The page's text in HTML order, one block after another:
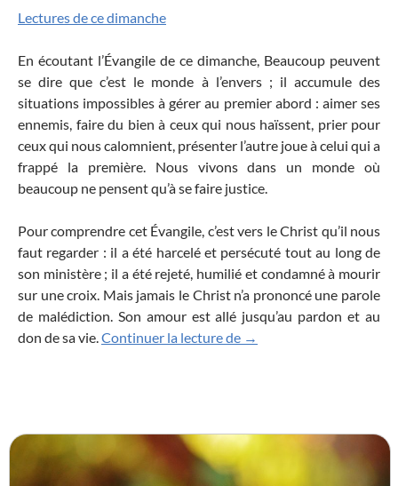
Lectures de ce dimanche
En écoutant l’Évangile de ce dimanche, Beaucoup peuvent
se dire que c’est le monde à l’envers ; il accumule des
situations impossibles à gérer au premier abord : aimer ses
ennemis, faire du bien à ceux qui nous haïssent, prier pour
ceux qui nous calomnient, présenter l’autre joue à celui qui a
frappé la première. Nous vivons dans un monde où
beaucoup ne pensent qu’à se faire justice.
Pour comprendre cet Évangile, c’est vers le Christ qu’il nous
faut regarder : il a été harcelé et persécuté tout au long de
son ministère ; il a été rejeté, humilié et condamné à mourir
sur une croix. Mais jamais le Christ n’a prononcé une parole
de malédiction. Son amour est allé jusqu’au pardon et au
don de sa vie. Continuer la lecture de L’amour des ennemis
→